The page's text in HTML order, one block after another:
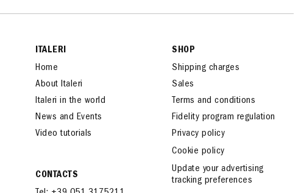
ITALERI
Home
About Italeri
Italeri in the world
News and Events
Video tutorials
CONTACTS
SHOP
Shipping charges
Sales
Terms and conditions
Fidelity program regulation
Privacy policy
Cookie policy
Update your advertising
tracking preferences